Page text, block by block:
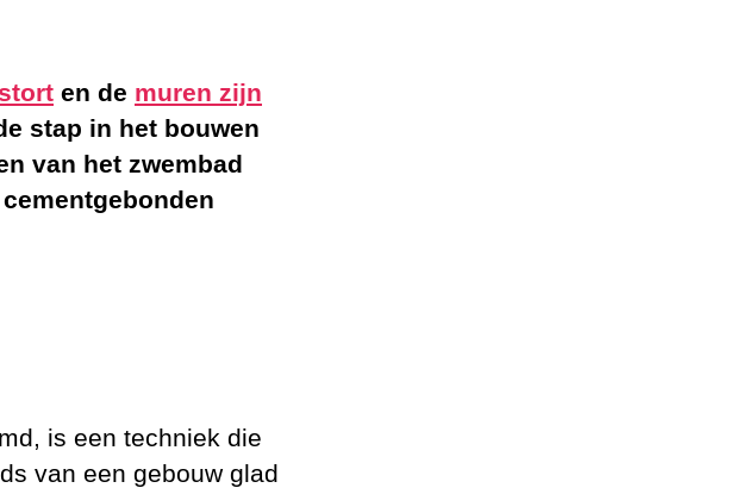
en de muren zijn
stap in het bouwen
van het zwembad
is een techniek die
van een gebouw glad